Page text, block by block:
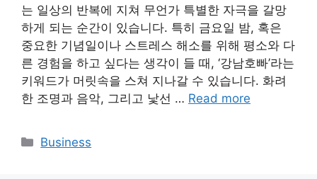
는 일상의 반복에 지쳐 무언가 특별한 자극을 갈망
하게 되는 순간이 있습니다. 특히 금요일 밤, 혹은
중요한 기념일이나 스트레스 해소를 위해 평소와 다
른 경험을 하고 싶다는 생각이 들 때, ‘강남호빠’라는
키워드가 머릿속을 스쳐 지나갈 수 있습니다. 화려
한 조명과 음악, 그리고 낯선 … Read more
Categories
Business